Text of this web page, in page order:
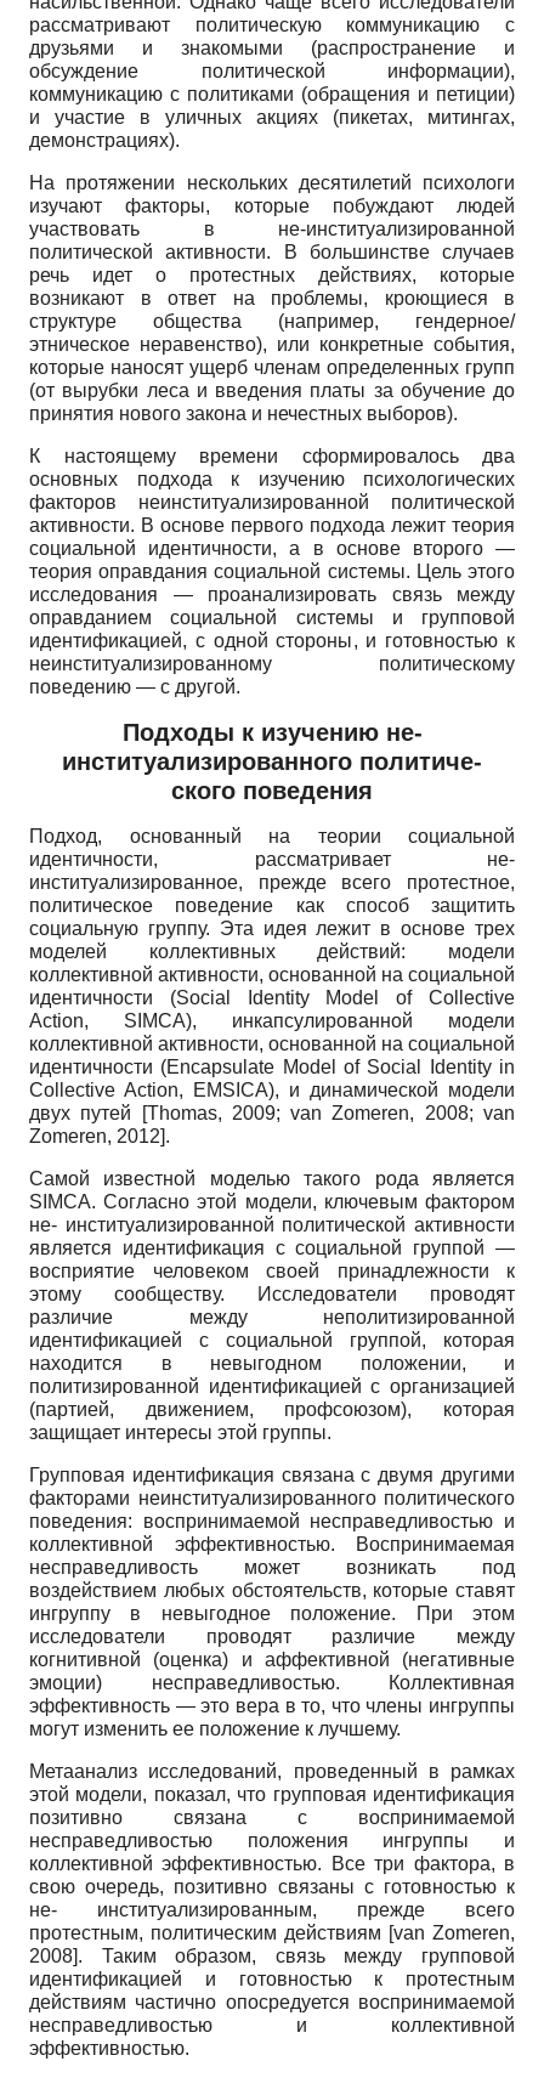
рассматривают политическую коммуникацию с
друзьями и знакомыми (распространение и
обсуждение политической информации),
коммуникацию с политиками (обращения и петиции)
и участие в уличных акциях (пикетах, митингах,
демонстрациях).
На протяжении нескольких десятилетий психологи
изучают факторы, которые побуждают людей
участвовать в не-институализированной
политической активности. В большинстве случаев
речь идет о протестных действиях, которые
возникают в ответ на проблемы, кроющиеся в
структуре общества (например, гендерное/
этническое неравенство), или конкретные события,
которые наносят ущерб членам определенных групп
(от вырубки леса и введения платы за обучение до
принятия нового закона и нечестных выборов).
К настоящему времени сформировалось два
основных подхода к изучению психологических
факторов неинституализированной политической
активности. В основе первого подхода лежит теория
социальной идентичности, а в основе второго —
теория оправдания социальной системы. Цель этого
исследования — проанализировать связь между
оправданием социальной системы и групповой
идентификацией, с одной стороны, и готовностью к
неинституализированному политическому
поведению — с другой.
Подходы к изучению не-
институализированного политиче-
ского поведения
Подход, основанный на теории социальной
идентичности, рассматривает не-
институализированное, прежде всего протестное,
политическое поведение как способ защитить
социальную группу. Эта идея лежит в основе трех
моделей коллективных действий: модели
коллективной активности, основанной на социальной
идентичности (Social Identity Model of Collective
Action, SIMCA), инкапсулиро­ванной модели
коллективной активности, основанной на социальной
идентичности (Encapsulate Model of Social Identity in
Collective Action, EMSICA), и динамической модели
двух путей
[Thomas, 2009;van Zomeren, 2008;van
Zomeren, 2012].
Самой известной моделью такого рода является
SIMCA.Согласно этой модели, ключевым фактором
не- институализированной политической активности
является идентификация с социальной группой —
восприятие человеком своей принадлежности к
этому сообществу. Исследователи проводят
различие между неполитизированной
идентификацией с социальной группой, которая
находится в невыгодном положении, и
политизирован­ной идентификацией с организацией
(партией, движением, профсоюзом), которая
защищает интересы этой группы.
Групповая идентификация связана с двумя другими
факторами неинституализированного политического
поведения: воспринимаемой несправедливостью и
коллективной эффективностью. Воспринимаемая
несправедливость может возникать под
воздействием любых обстоятельств, которые ставят
ингруппу в невыгодное положение. При этом
исследователи проводят различие между
когнитивной (оценка) и аффективной (негативные
эмоции) несправедливостью. Коллективная
эффективность — это вера в то, что члены ингруппы
могут изменить ее положение к лучшему.
Метаанализ исследований, проведенный в рамках
этой модели, показал, что групповая идентификация
позитивно связана с воспринимаемой
несправедливостью положения ингруппы и
коллективной эффективностью. Все три фактора, в
свою очередь, позитивно связаны с готовностью к
не- институализированным, прежде всего
протестным, политическим действиям [van Zomeren,
2008]. Таким образом, связь между групповой
идентификацией и готовностью к протестным
действиям частично опосре­дуется воспринимаемой
несправедливостью и коллективной
эффективностью.